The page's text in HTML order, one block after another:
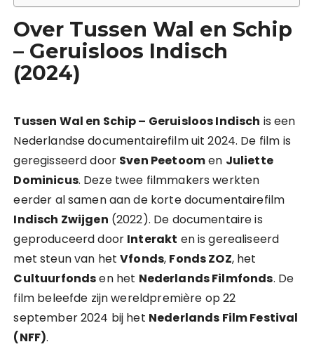
Over Tussen Wal en Schip
– Geruisloos Indisch
(2024)
Tussen Wal en Schip – Geruisloos Indisch is een
Nederlandse documentairefilm uit 2024. De film is
geregisseerd door Sven Peetoomen Juliette
Dominicus. Deze twee filmmakers werkten
eerder al samen aan de korte documentairefilm
Indisch Zwijgen (2022). De documentaire is
geproduceerd door Interakt en is gerealiseerd
met steun van hetVfonds, Fonds ZOZ, het
Cultuurfondsen het Nederlands Filmfonds. De
film beleefde zijn wereldpremière op 22
september 2024 bij het Nederlands Film Festival
(NFF).